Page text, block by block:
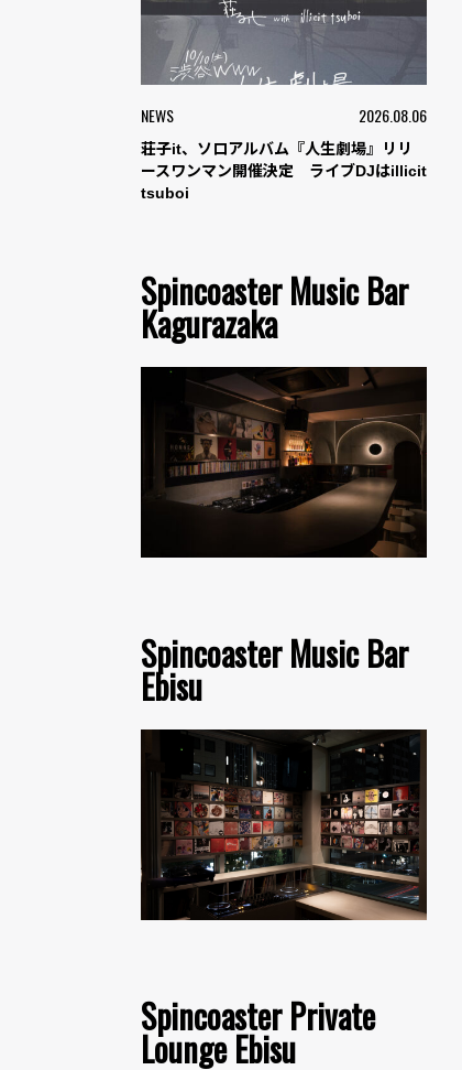
NEWS 2026.08.06
荘子it、ソロアルバム『人生劇場』リリ
ースワンマン開催決定 ライブDJはillicit
tsuboi
Spincoaster Music Bar
Kagurazaka
Spincoaster Music Bar
Ebisu
Spincoaster Private
Lounge Ebisu